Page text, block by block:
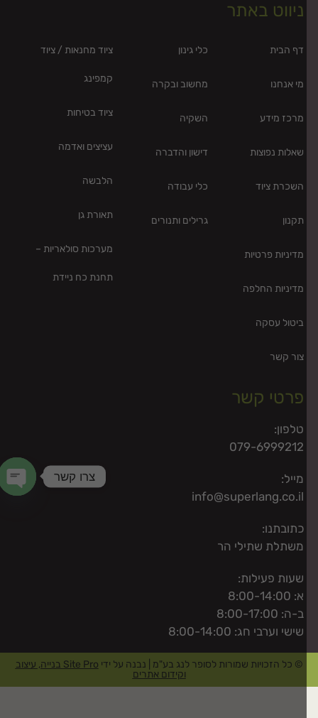
ניווט באתר
דף הבית
מי אנחנו
מרכז מידע
שאלות נפוצות
השכרת ציוד
תקנון
מדיניות פרטיות
מדיניות החלפה
ביטול עסקה
צור קשר
כלי גינון
מחשוב ובקרה
השקיה
דישון והדברה
כלי עבודה
גרילים ותנורים
ציוד מחנאות / ציוד
קמפינג
ציוד בטיחות
עציצים ואדמה
הלבשה
תאורת גן
מערכות סולאריות –
תחנת כח ניידת
פרטי קשר
טלפון:
079-6999212
מייל:
info@superlang.co.il
כתובתנו:
משתלת שתילי הר
שעות פעילות:
א: 8:00-14:00
ב-ה: 8:00-17:00
שישי וערבי חג: 8:00-14:00
© כל הזכויות שמורות לסופר לנג בע"מ | נבנה על ידי
Site Pro בנייה, עיצוב
וקידום אתרים
צרו קשר